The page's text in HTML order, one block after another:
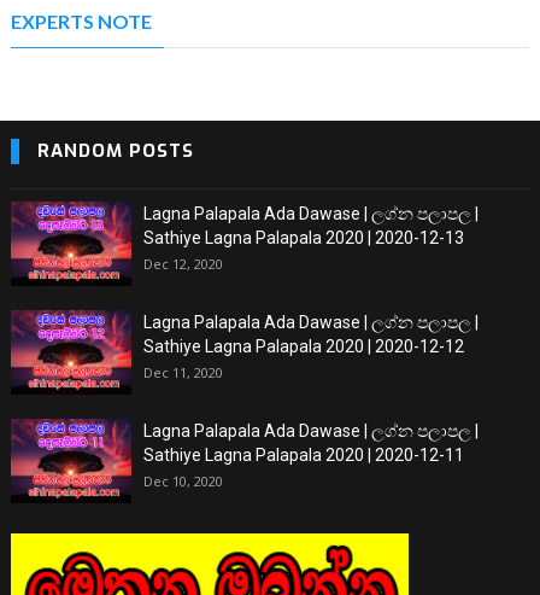
EXPERTS NOTE
RANDOM POSTS
Lagna Palapala Ada Dawase | ලග්න පලාපල |
Sathiye Lagna Palapala 2020 | 2020-12-13
Dec 12, 2020
Lagna Palapala Ada Dawase | ලග්න පලාපල |
Sathiye Lagna Palapala 2020 | 2020-12-12
Dec 11, 2020
Lagna Palapala Ada Dawase | ලග්න පලාපල |
Sathiye Lagna Palapala 2020 | 2020-12-11
Dec 10, 2020